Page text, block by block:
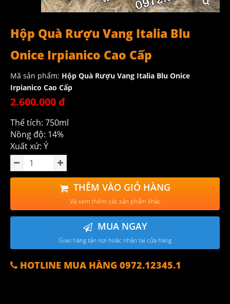
Hộp Quà Rượu Vang Italia Blu
Onice Irpianico Cao Cấp
Mã sản phẩm: Hộp Quà Rượu Vang Italia Blu Onice
Irpianico Cao Cấp
2.600.000 đ
Thể tích: 750ml
Nồng độ: 14%
Xuất xứ: Ý
THÊM VÀO GIỎ HÀNG
Và xem thêm các sản phẩm khác
MUA NGAY
Giao hàng tận nơi hoặc nhận tại cửa hàng
HOTLINE MUA HÀNG 0972.12345.1